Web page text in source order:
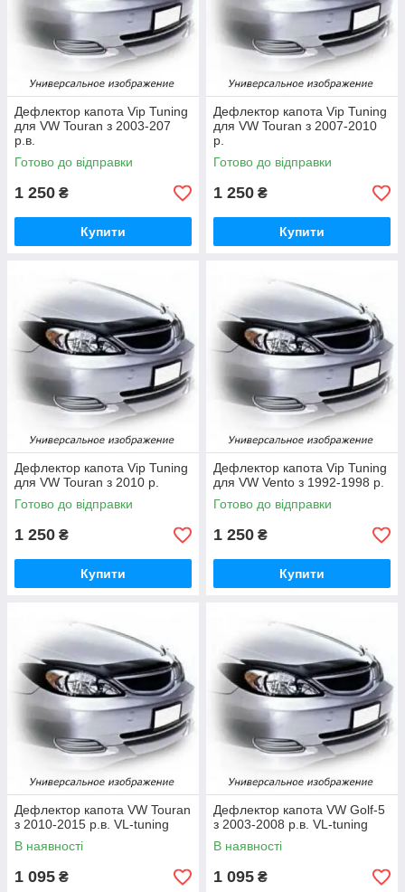
Дефлектор капота Vip Tuning
для VW Touran з 2003-207
р.в.
Готово до відправки
1 250 ₴
Купити
Дефлектор капота Vip Tuning
для VW Touran з 2007-2010
р.
Готово до відправки
1 250 ₴
Купити
Дефлектор капота Vip Tuning
для VW Touran з 2010 р.
Готово до відправки
1 250 ₴
Купити
Дефлектор капота Vip Tuning
для VW Vento з 1992-1998 р.
Готово до відправки
1 250 ₴
Купити
Дефлектор капота VW Touran
з 2010-2015 р.в. VL-tuning
В наявності
1 095 ₴
Дефлектор капота VW Golf-5
з 2003-2008 р.в. VL-tuning
В наявності
1 095 ₴